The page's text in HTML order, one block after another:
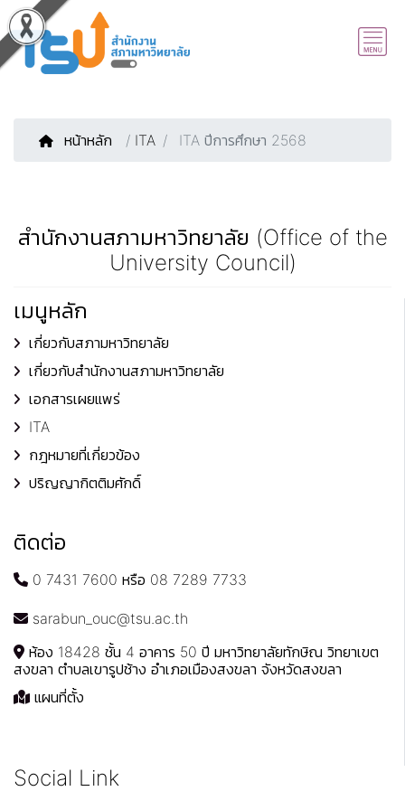
หน้าหลัก / ITA ITA ปีการศึกษา 2568
สำนักงานสภามหาวิทยาลัย (Office of the
University Council)
เมนูหลัก
เกี่ยวกับสภามหาวิทยาลัย
เกี่ยวกับสำนักงานสภามหาวิทยาลัย
เอกสารเผยแพร่
ITA
กฎหมายที่เกี่ยวข้อง
ปริญญากิตติมศักดิ์
ติดต่อ
0 7431 7600 หรือ 08 7289 7733
sarabun_ouc@tsu.ac.th
ห้อง 18428 ชั้น 4 อาคาร 50 ปี มหาวิทยาลัยทักษิณ วิทยาเขต
สงขลา ตำบลเขารูปช้าง อำเภอเมืองสงขลา จังหวัดสงขลา
แผนที่ตั้ง
Social Link